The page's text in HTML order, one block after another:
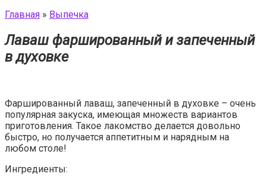
Главная » Выпечка
Лаваш фаршированный и запеченный
в духовке
Фаршированный лаваш, запеченный в духовке – очень
популярная закуска, имеющая множеств вариантов
приготовления. Такое лакомство делается довольно
быстро, но получается аппетитным и нарядным на
любом столе!
Ингредиенты: